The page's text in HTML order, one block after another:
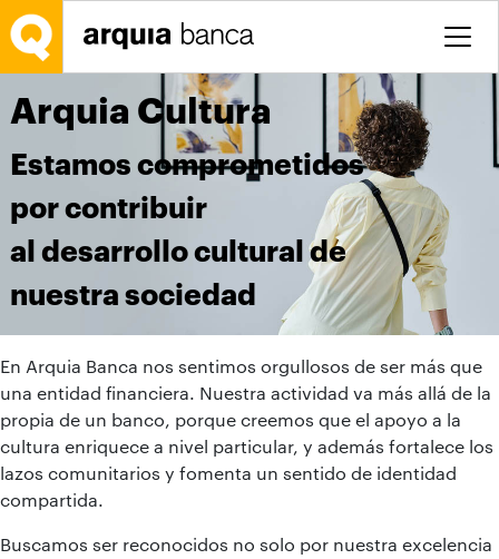
Saltar al contenido principal
Arquia Cultura
Estamos comprometidos
por contribuir
al desarrollo cultural de
nuestra sociedad
En Arquia Banca nos sentimos orgullosos de ser más que
una entidad financiera. Nuestra actividad va más allá de la
propia de un banco, porque creemos que el apoyo a la
cultura enriquece a nivel particular, y además fortalece los
lazos comunitarios y fomenta un sentido de identidad
compartida.
Buscamos ser reconocidos no solo por nuestra excelencia